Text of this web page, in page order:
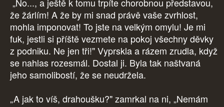
„No..., a ještě k tomu trpíte chorobnou představou,
že žárlím! A že by mi snad právě vaše zvrhlost,
mohla imponovat! To jste na velkým omylu! Je mi
fuk, jestli si příště vezmete na pokoj všechny děvky
z podniku. Ne jen tři!" Vyprskla a rázem zrudla, když
se nahlas rozesmál. Dostal ji. Byla tak naštvaná
jeho samolibostí, že se neudržela.
„A jak to víš, drahoušku?" zamrkal na ni, „Nemám